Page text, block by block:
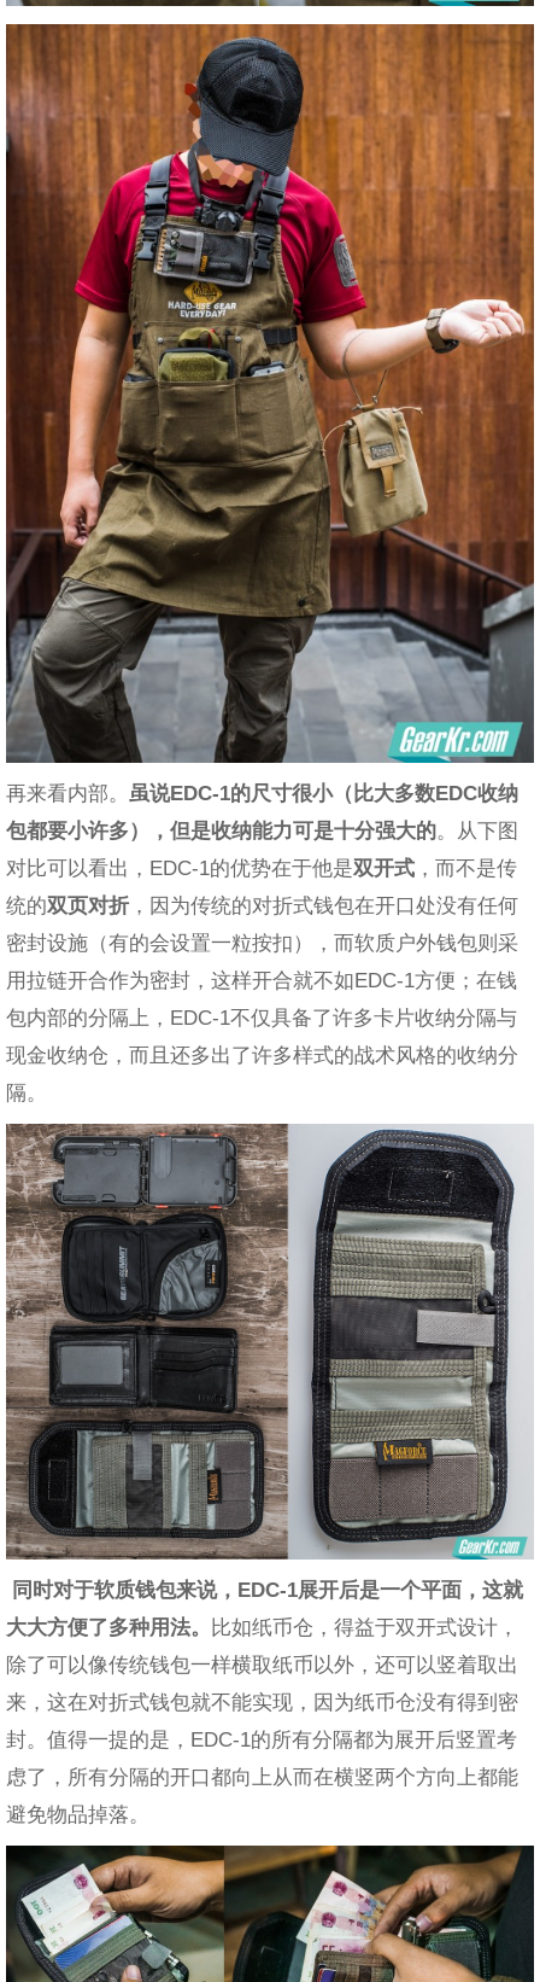
再来看内部。 虽说EDC-1的尺寸很小（比大多数EDC收纳
包都要小许多），但是收纳能力可是十分强大的。从下图
对比可以看出，EDC-1的优势在于他是双开式 ，而不是传
统的双页对折 ，因为传统的对折式钱包在开口处没有任何
密封设施（有的会设置一粒按扣），而软质户外钱包则采
用拉链开合作为密封，这样开合就不如EDC-1方便；在钱
包内部的分隔上，EDC-1不仅具备了许多卡片收纳分隔与
现金收纳仓，而且还多出了许多样式的战术风格的收纳分
隔。
同时对于软质钱包来说，EDC-1展开后是一个平面，这就
大大方便了多种用法。
比如纸币仓，得益于双开式设计，
除了可以像传统钱包一样横取纸币以外，还可以竖着取出
来，这在对折式钱包就不能实现，因为纸币仓没有得到密
封。值得一提的是，EDC-1的所有分隔都为展开后竖置考
虑了，所有分隔的开口都向上从而在横竖两个方向上都能
避免物品掉落。